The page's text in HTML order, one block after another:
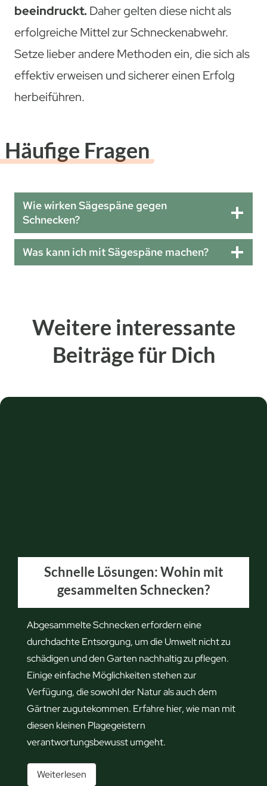
beeindruckt. Daher gelten diese nicht als
erfolgreiche Mittel zur Schneckenabwehr.
Setze lieber andere Methoden ein, die sich als
effektiv erweisen und sicherer einen Erfolg
herbeiführen.
Häufige Fragen
Wie wirken Sägespäne gegen
Schnecken?
Was kann ich mit Sägespäne machen?
Weitere interessante
Beiträge für Dich
Schnelle Lösungen: Wohin mit
gesammelten Schnecken?
Abgesammelte Schnecken erfordern eine
durchdachte Entsorgung, um die Umwelt nicht zu
schädigen und den Garten nachhaltig zu pflegen.
Einige einfache Möglichkeiten stehen zur
Verfügung, die sowohl der Natur als auch dem
Gärtner zugutekommen. Erfahre hier, wie man mit
diesen kleinen Plagegeistern
verantwortungsbewusst umgeht.
Weiterlesen